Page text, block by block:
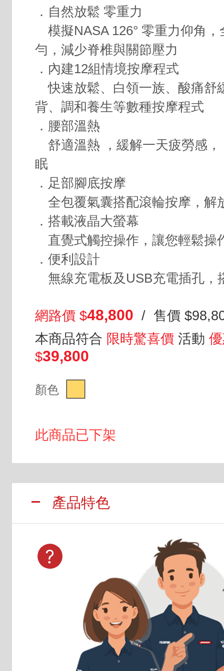
．自然放鬆 零重力
模擬NASA 126° 零重力仰角，
勻，減少脊椎與關節壓力
．內建12組情境按摩程式
快速放鬆、白領一族、酸痛舒
背、調和養生等數種按摩程式
．腰部溫熱
舒適溫熱 ，緩解一天疲勞感，
眠
．足部腳底按摩
全包覆氣囊搭配滾輪按摩，解
．搭載液晶大螢幕
直覺式觸控操作，讓您輕鬆操
．便利設計
無線充電板及USB充電插孔，
網路價 $48,800 / 售價
本商品符合 限時驚喜價 活動
$39,800
顏色
此商品已下架
產品特色